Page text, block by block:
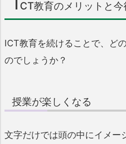
I CT教育のメリットと今
ICT教育を続けることで、ど
のでしょうか？
授業が楽しくなる
文字だけでは頭の中にイメー